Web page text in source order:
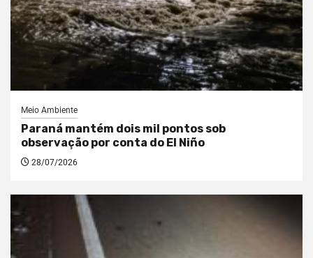
Meio Ambiente
Paraná mantém dois mil pontos sob
observação por conta do El Niño
28/07/2026